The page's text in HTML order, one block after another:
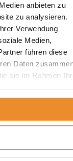
anbieten zu
zu analysieren.
Verwendung
Medien,
führen diese
Daten
sie im Rahmen
wir Ihnen
nicht anzeigen.